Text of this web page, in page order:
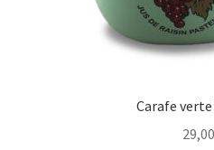
Carafe
29,00